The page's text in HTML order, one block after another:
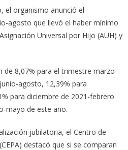
el organismo anunció el
agosto que llevó el haber mínimo
Universal por Hijo (AUH) y
de 8,07% para el trimestre marzo-
agosto, 12,39% para
para diciembre de 2021-febrero
mayo de este año.
jubilatoria, el Centro de
destacó que si se comparan